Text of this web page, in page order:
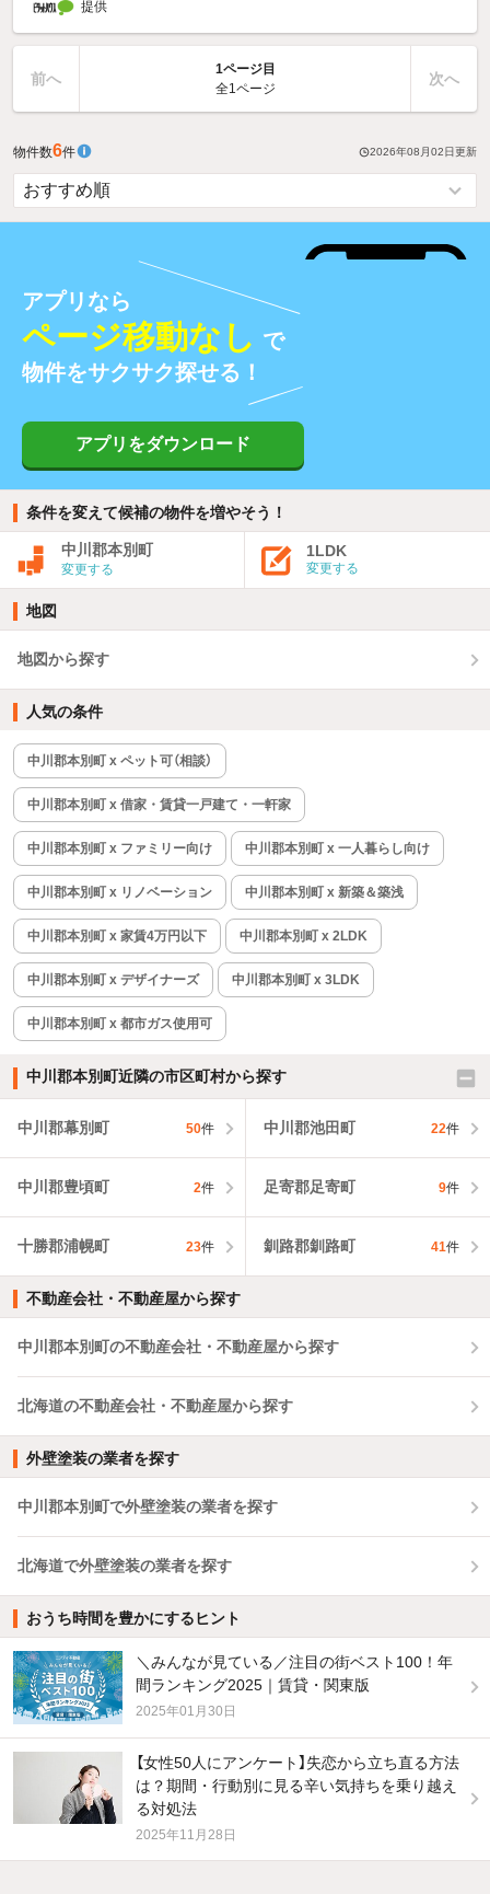
提供
前へ
1ページ目
全1ページ
次へ
物件数6件 2026年08月02日 更新
アプリなら
ページ移動なし で
物件をサクサク探せる！
アプリをダウンロード
条件を変えて候補の物件を増やそう！
中川郡本別町
変更する
1LDK
変更する
地図
地図から探す
人気の条件
中川郡本別町 x ペット可（相談）
中川郡本別町 x 借家・賃貸一戸建て・一軒家
中川郡本別町 x ファミリー向け 中川郡本別町 x 一人暮らし向け
中川郡本別町 x リノベーション 中川郡本別町 x 新築＆築浅
中川郡本別町 x 家賃4万円以下 中川郡本別町 x 2LDK
中川郡本別町 x デザイナーズ 中川郡本別町 x 3LDK
中川郡本別町 x 都市ガス使用可
中川郡本別町近隣の市区町村から探す
中川郡幕別町 50件 中川郡池田町 22件
中川郡豊頃町 2件 足寄郡足寄町 9件
十勝郡浦幌町 23件 釧路郡釧路町 41件
不動産会社・不動産屋から探す
中川郡本別町の不動産会社・不動産屋から探す
北海道の不動産会社・不動産屋から探す
外壁塗装の業者を探す
中川郡本別町で外壁塗装の業者を探す
北海道で外壁塗装の業者を探す
おうち時間を豊かにするヒント
＼みんなが見ている／注目の街ベスト100！年
間ランキング2025｜賃貸・関東版
2025年01月30日
【女性50人にアンケート】失恋から立ち直る方法
は？期間・行動別に見る辛い気持ちを乗り越え
る対処法
2025年11月28日